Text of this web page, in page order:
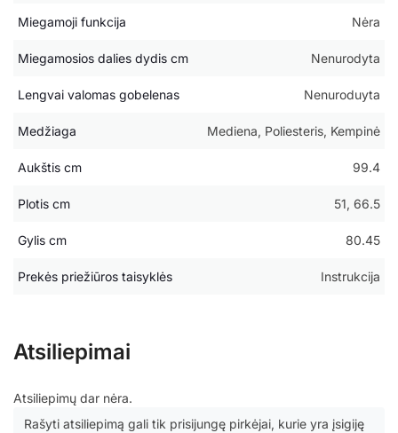
Miegamoji funkcija Nėra
Miegamosios dalies dydis cm Nenurodyta
Lengvai valomas gobelenas Nenuroduyta
Medžiaga Mediena, Poliesteris, Kempinė
Aukštis cm 99.4
Plotis cm 51, 66.5
Gylis cm 80.45
Prekės priežiūros taisyklės Instrukcija
Atsiliepimai
Atsiliepimų dar nėra.
Rašyti atsiliepimą gali tik prisijungę pirkėjai, kurie yra įsigiję